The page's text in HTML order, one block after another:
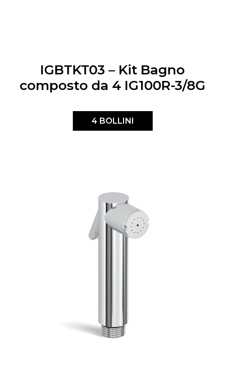
IGBTKT03 – Kit Bagno
composto da 4 IG100R-3/8G
4 BOLLINI
Switch The Language